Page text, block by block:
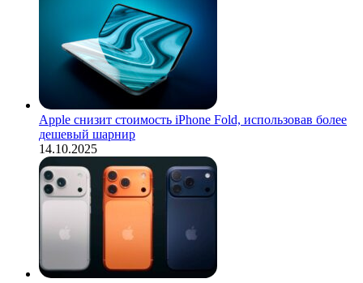
Apple снизит стоимость iPhone Fold, использовав более
дешевый шарнир
14.10.2025